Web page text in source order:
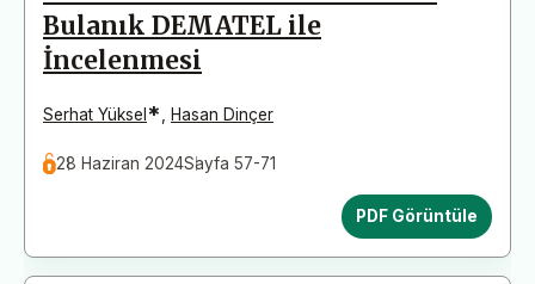
Bulanık DEMATEL ile
İncelenmesi
Serhat Yüksel * Hasan Dinçer
28 Haziran 2024Sayfa 57-71
PDF Görüntüle